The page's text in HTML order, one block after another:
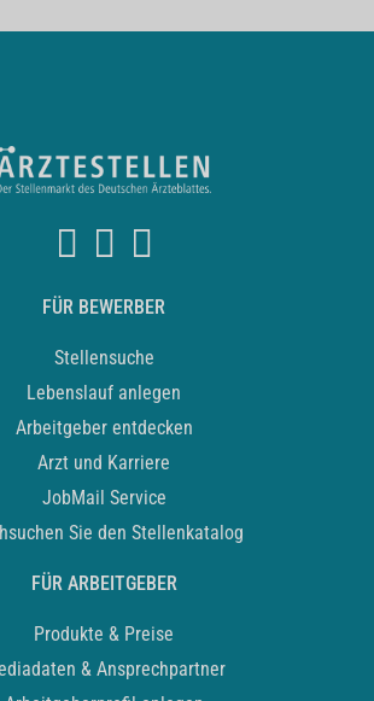
FÜR BEWERBER
Stellensuche
Lebenslauf anlegen
Arbeitgeber entdecken
Arzt und Karriere
JobMail Service
Sie den Stellenkatalog
FÜR ARBEITGEBER
Produkte & Preise
& Ansprechpartner